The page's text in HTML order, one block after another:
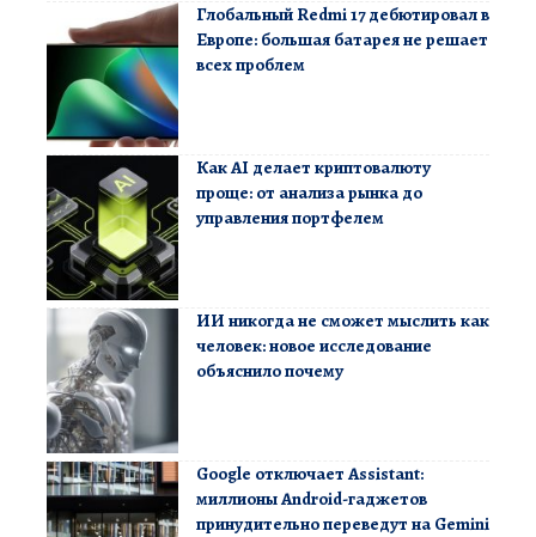
Глобальный Redmi 17 дебютировал в
Европе: большая батарея не решает
всех проблем
Как AI делает криптовалюту
проще: от анализа рынка до
управления портфелем
ИИ никогда не сможет мыслить как
человек: новое исследование
объяснило почему
Google отключает Assistant:
миллионы Android-гаджетов
принудительно переведут на Gemini